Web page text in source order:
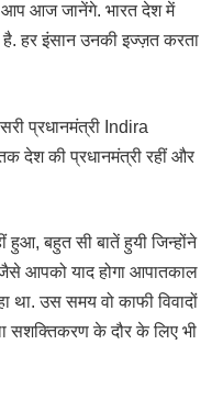
आप आज जानेंगे. भारत देश में
है. हर इंसान उनकी इज्ज़त करता
प्रधानमंत्री Indira
देश की प्रधानमंत्री रहीं और
हुआ, बहुत सी बातें हुयी जिन्होंने
जैसे आपको याद होगा आपातकाल
था. उस समय वो काफी विवादों
सशक्तिकरण के दौर के लिए भी